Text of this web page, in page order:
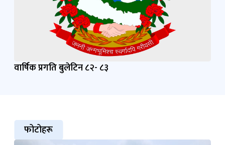
वार्षिक प्रगति बुलेटिन ८२- ८३
फोटोहरू